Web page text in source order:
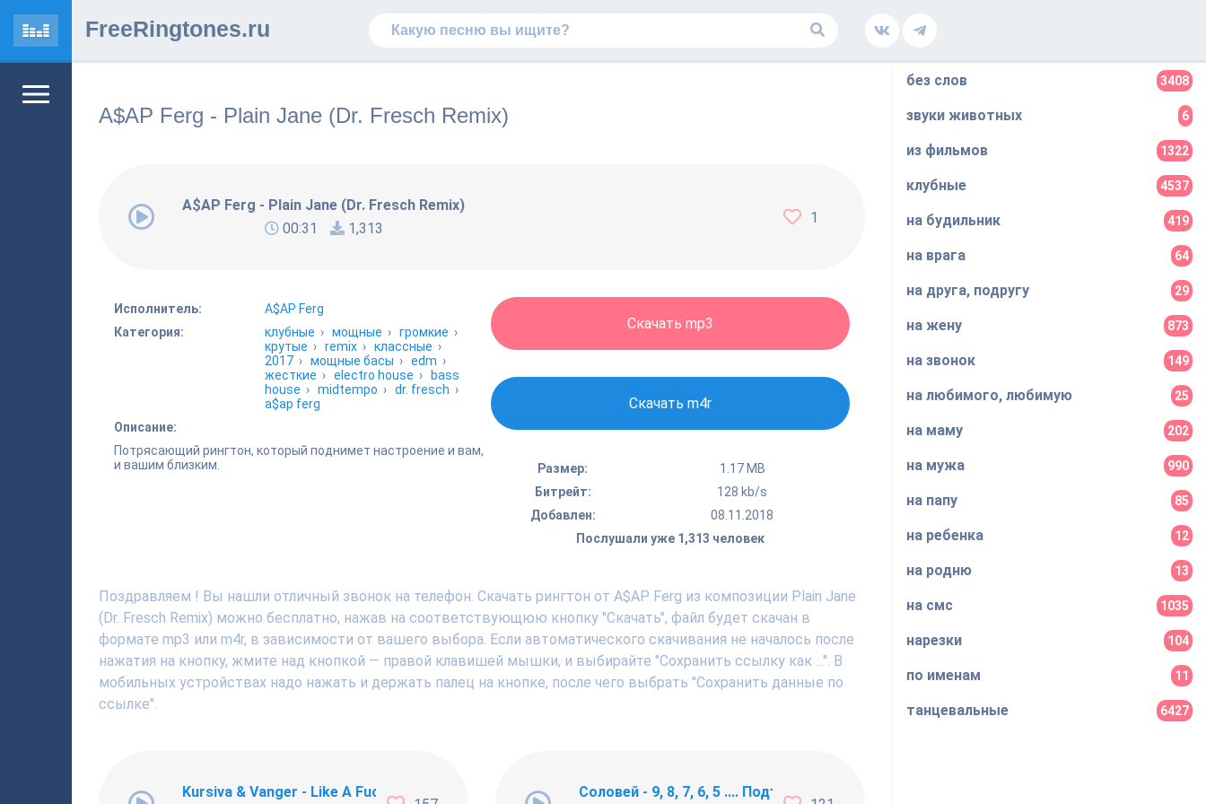
FreeRingtones.ru
A$AP Ferg - Plain Jane (Dr. Fresch Remix)
A$AP Ferg - Plain Jane (Dr. Fresch Remix)
00:31
1,313
1
Исполнитель:
A$AP Ferg
Категория:
клубные › мощные › громкие ›
крутые › remix › классные ›
2017 › мощные басы › edm ›
жесткие › electro house ›
bass
house › midtempo › dr. fresch ›
a$ap ferg
Описание:
Потрясающий рингтон, который поднимет настроение и вам,
и вашим близким.
Скачать mp3
Скачать m4r
Размер:
1.17 MB
Битрейт:
128 kb/s
Добавлен:
08.11.2018
Послушали уже 1,313 человек
Поздравляем ! Вы нашли отличный звонок на телефон. Скачать рингтон от A$AP Ferg из композиции Plain Jane
(Dr. Fresch Remix) можно бесплатно, нажав на соответствующюю кнопку "Скачать", файл будет скачан в
формате mp3 или m4r, в зависимости от вашего выбора. Если автоматического скачивания не началось после
нажатия на кнопку, жмите над кнопкой — правой клавишей мышки, и выбирайте "Сохранить ссылку как ...". В
мобильных устройствах надо нажать и держать палец на кнопке, после чего выбрать "Сохранить данные по
ссылке".
Kursiva & Vanger - Like A Fucking Newbie Соловей - 9, 8, 7, 6, 5 .... Подъём !!!
без слов 3408
звуки животных 6
из фильмов 1322
клубные 4537
на будильник 419
на врага 64
на друга, подругу 29
на жену 873
на звонок 149
на любимого, любимую 25
на маму 202
на мужа 990
на папу 85
на ребенка 12
на родню 13
на смс 1035
нарезки 104
по именам 11
танцевальные 6427